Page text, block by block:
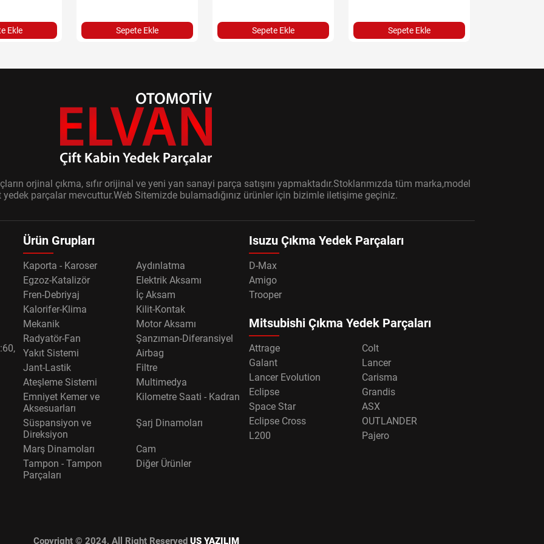
Ekle Sepete Ekle Sepete Ekle Sepete Ekle
orjinal çıkma, sıfır orijinal ve yeni yan sanayi parça satışını yapmaktadır.Stoklarımızda tüm marka,model
parçalar mevcuttur.Web Sitemizde bulamadığınız ürünler için bizimle iletişime geçiniz.
Ürün Grupları
Kaporta - Karoser
Aydınlatma
Egzoz-Katalizör
Elektrik Aksamı
Fren-Debriyaj
İç Aksam
Kalorifer-Klima
Kilit-Kontak
Mekanik
Motor Aksamı
Radyatör-Fan
Şanzıman-Diferansiyel
Yakıt Sistemi
Airbag
Jant-Lastik
Filtre
Ateşleme Sistemi
Multimedya
Emniyet Kemer ve
Aksesuarları
Kilometre Saati - Kadran
Süspansiyon ve
Direksiyon
Şarj Dinamoları
Marş Dinamoları
Cam
Tampon - Tampon
Parçaları
Diğer Ürünler
Isuzu Çıkma Yedek Parçaları
D-Max
Amigo
Trooper
Mitsubishi Çıkma Yedek Parçaları
Attrage
Colt
Galant
Lancer
Lancer Evolution
Carisma
Eclipse
Grandis
Space Star
ASX
Eclipse Cross
OUTLANDER
L200
Pajero
Copyright © 2024, All Right Reserved US YAZILIM